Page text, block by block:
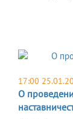
17:00
О